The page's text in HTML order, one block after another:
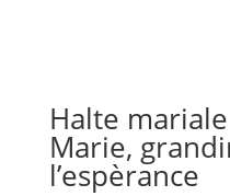
Halte mariale
Marie,
l’espèrance